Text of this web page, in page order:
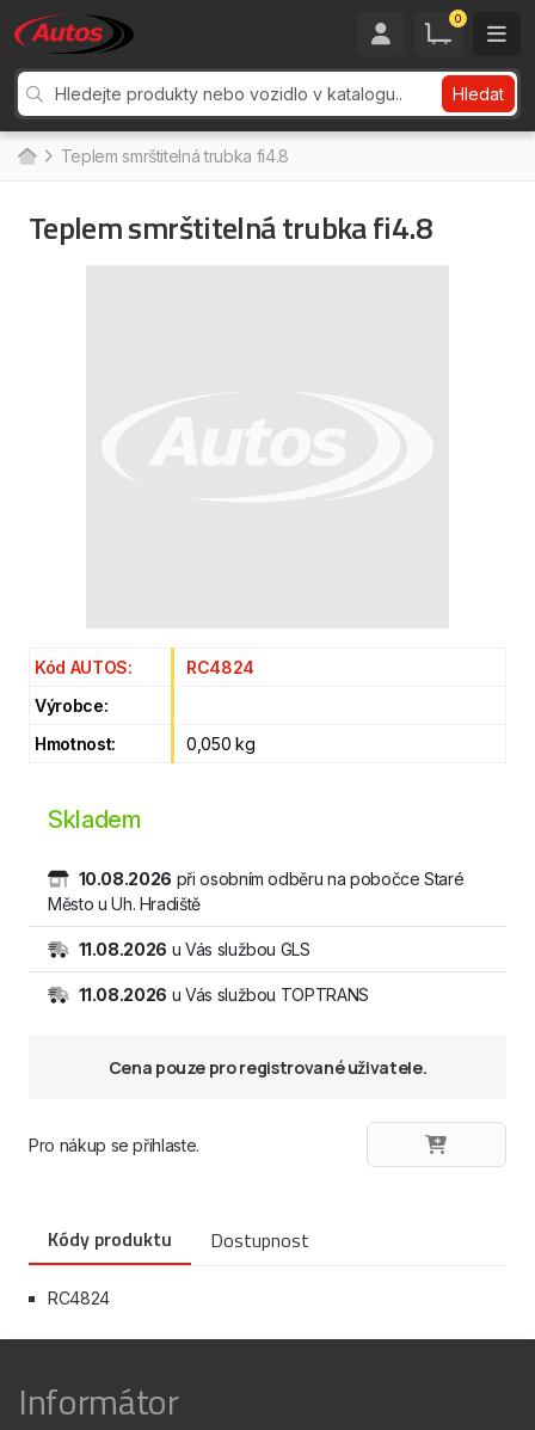
0
Hledat
Teplem smrštitelná trubka fi4.8
Teplem smrštitelná trubka fi4.8
Kód AUTOS:
RC4824
Výrobce:
Hmotnost:
0,050 kg
Skladem
10.08.2026 při osobním odběru na pobočce Staré
Město u Uh. Hradiště
11.08.2026 u Vás službou GLS
11.08.2026 u Vás službou TOPTRANS
Cena pouze pro registrované uživatele.
Pro nákup se přihlaste.
Kódy produktu Dostupnost
RC4824
Informátor